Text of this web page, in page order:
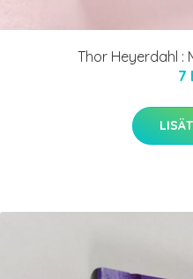
Thor Heyerdahl :
7